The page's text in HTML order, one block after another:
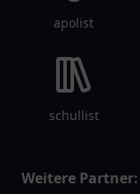
apolist
schullist
Weitere Partner: